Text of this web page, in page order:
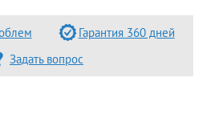
Гарантия 360 дней
Задать вопрос